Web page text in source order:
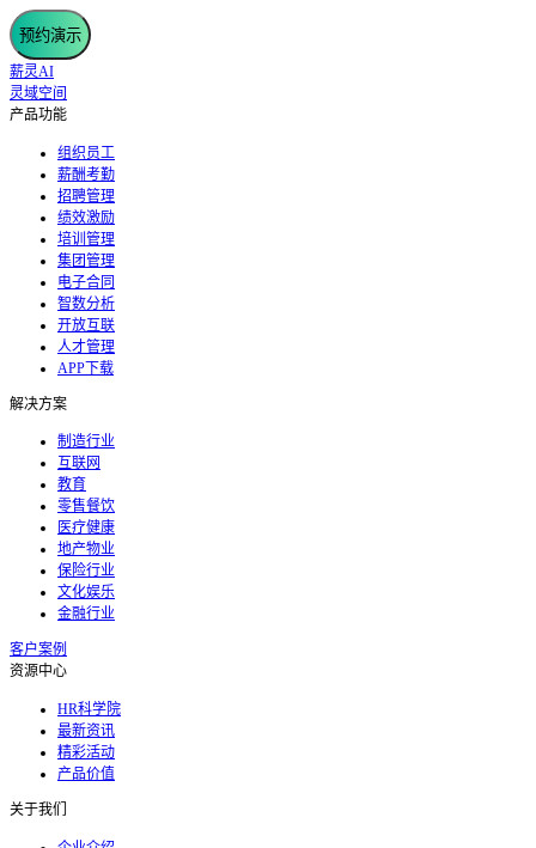
预约演示
薪灵AI
灵域空间
产品功能
组织员工
薪酬考勤
招聘管理
绩效激励
培训管理
集团管理
电子合同
智数分析
开放互联
人才管理
APP下载
解决方案
制造行业
互联网
教育
零售餐饮
医疗健康
地产物业
保险行业
文化娱乐
金融行业
客户案例
资源中心
HR科学院
最新资讯
精彩活动
产品价值
关于我们